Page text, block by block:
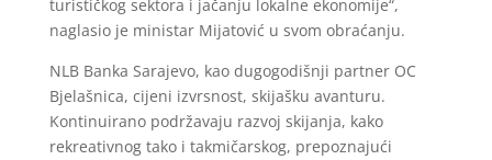
turističkog sektora i jačanju lokalne ekonomije“,
naglasio je ministar Mijatović u svom obraćanju.
NLB Banka Sarajevo, kao dugogodišnji partner OC
Bjelašnica, cijeni izvrsnost, skijašku avanturu.
Kontinuirano podržavaju razvoj skijanja, kako
rekreativnog tako i takmičarskog, prepoznajući